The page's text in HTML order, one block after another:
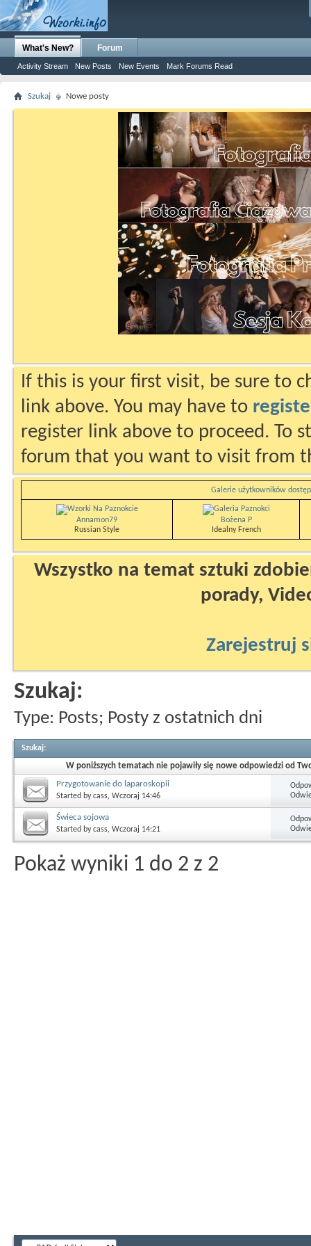
What's New?
Activity Stream New Posts New Events Mark Forums Read
Forum
Szukaj Nowe posty
If this is your first visit, be sure to
link above. You may have to
register link above to proceed. To
forum that you want to visit from
Galerie użytkowników
Annamon79
Russian Style
Bożena P
Idealny French
Wszystko na temat sztuki
porady,
Zarejestruj
Szukaj:
Type: Posts; Posty z ostatnich dni
Szukaj:
W poniższych tematach nie pojawiły się nowe odpowiedzi od
Przygotowanie do laparoskopii
Started bycass, Wczoraj 14:46
Świeca sojowa
Started bycass, Wczoraj 14:21
Pokaż wyniki 1 do 2 z 2